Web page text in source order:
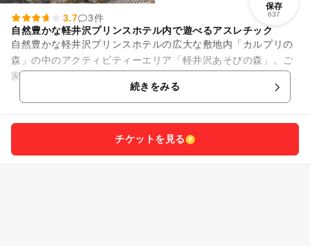
保存
637
3.7
3件
自然豊かな軽井沢プリンスホテル内で遊べるアスレチック
自然豊かな軽井沢プリンスホテルの広大な敷地内「カルプリの
森」の中のアクティビティーエリア「軽井沢あそびの森」。ご
家族みんなが笑顔になる時間をお過ごしください。 （※営業日
や時間は季節や曜日によ...続きをみる
チケットを見る